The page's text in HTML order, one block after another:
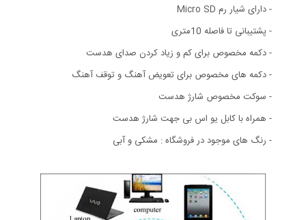
- دارای شیار رم Micro SD
- پشتیبانی تا فاصله 10متری
- دکمه مخصوص برای کم و زیاد کردن صدای هدست
- دکمه های مخصوص برای تعویض آهنگ و توقف آهنگ
- سوکت مخصوص شارژ هدست
- همراه با کابل یو اس بی جهت شارژ هدست
- رنگ های موجود در فروشگاه : مشکی و آبی